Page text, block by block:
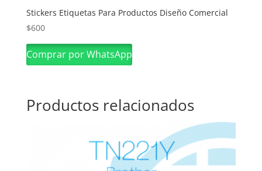
Stickers Etiquetas Para Productos Diseño Comercial
$600
Comprar por WhatsApp
Productos relacionados